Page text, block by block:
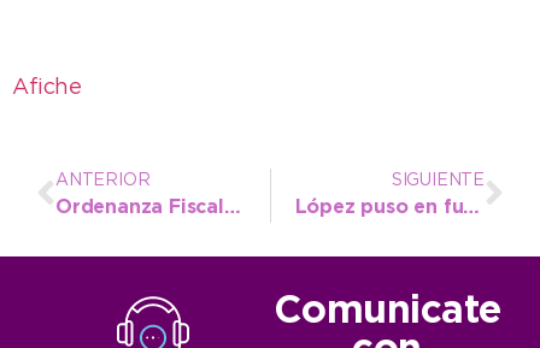
Afiche
ANTERIOR
Ordenanza Fiscal Impositiva 2017
SIGUIENTE
López puso en funciones al nuevo coordinador de Personas Jurídicas
Comunicate